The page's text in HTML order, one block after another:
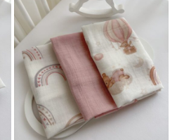
Mėgstamiausias